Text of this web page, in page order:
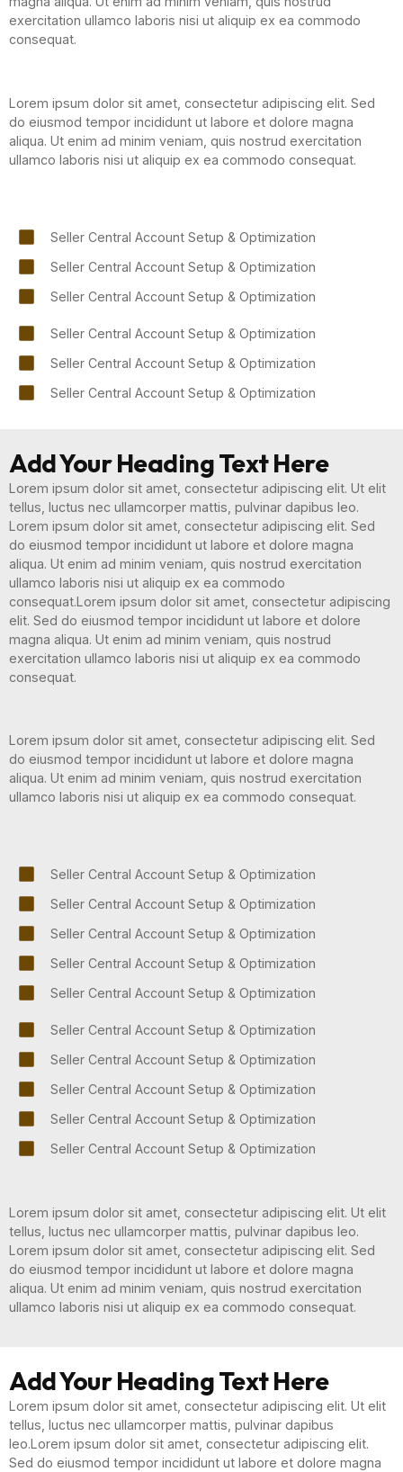
exercitation ullamco laboris nisi ut aliquip ex ea commodo
consequat.
Lorem ipsum dolor sit amet, consectetur adipiscing elit. Sed
do eiusmod tempor incididunt ut labore et dolore magna
aliqua. Ut enim ad minim veniam, quis nostrud exercitation
ullamco laboris nisi ut aliquip ex ea commodo consequat.
Seller Central Account Setup & Optimization
Seller Central Account Setup & Optimization
Seller Central Account Setup & Optimization
Seller Central Account Setup & Optimization
Seller Central Account Setup & Optimization
Seller Central Account Setup & Optimization
Add Your Heading Text Here
Lorem ipsum dolor sit amet, consectetur adipiscing elit. Ut elit
tellus, luctus nec ullamcorper mattis, pulvinar dapibus leo.
Lorem ipsum dolor sit amet, consectetur adipiscing elit. Sed
do eiusmod tempor incididunt ut labore et dolore magna
aliqua. Ut enim ad minim veniam, quis nostrud exercitation
ullamco laboris nisi ut aliquip ex ea commodo
consequat.Lorem ipsum dolor sit amet, consectetur adipiscing
elit. Sed do eiusmod tempor incididunt ut labore et dolore
magna aliqua. Ut enim ad minim veniam, quis nostrud
exercitation ullamco laboris nisi ut aliquip ex ea commodo
consequat.
Lorem ipsum dolor sit amet, consectetur adipiscing elit. Sed
do eiusmod tempor incididunt ut labore et dolore magna
aliqua. Ut enim ad minim veniam, quis nostrud exercitation
ullamco laboris nisi ut aliquip ex ea commodo consequat.
Seller Central Account Setup & Optimization
Seller Central Account Setup & Optimization
Seller Central Account Setup & Optimization
Seller Central Account Setup & Optimization
Seller Central Account Setup & Optimization
Seller Central Account Setup & Optimization
Seller Central Account Setup & Optimization
Seller Central Account Setup & Optimization
Seller Central Account Setup & Optimization
Seller Central Account Setup & Optimization
Lorem ipsum dolor sit amet, consectetur adipiscing elit. Ut elit
tellus, luctus nec ullamcorper mattis, pulvinar dapibus leo.
Lorem ipsum dolor sit amet, consectetur adipiscing elit. Sed
do eiusmod tempor incididunt ut labore et dolore magna
aliqua. Ut enim ad minim veniam, quis nostrud exercitation
ullamco laboris nisi ut aliquip ex ea commodo consequat.
Add Your Heading Text Here
Lorem ipsum dolor sit amet, consectetur adipiscing elit. Ut elit
tellus, luctus nec ullamcorper mattis, pulvinar dapibus
leo.Lorem ipsum dolor sit amet, consectetur adipiscing elit.
Sed do eiusmod tempor incididunt ut labore et dolore magna